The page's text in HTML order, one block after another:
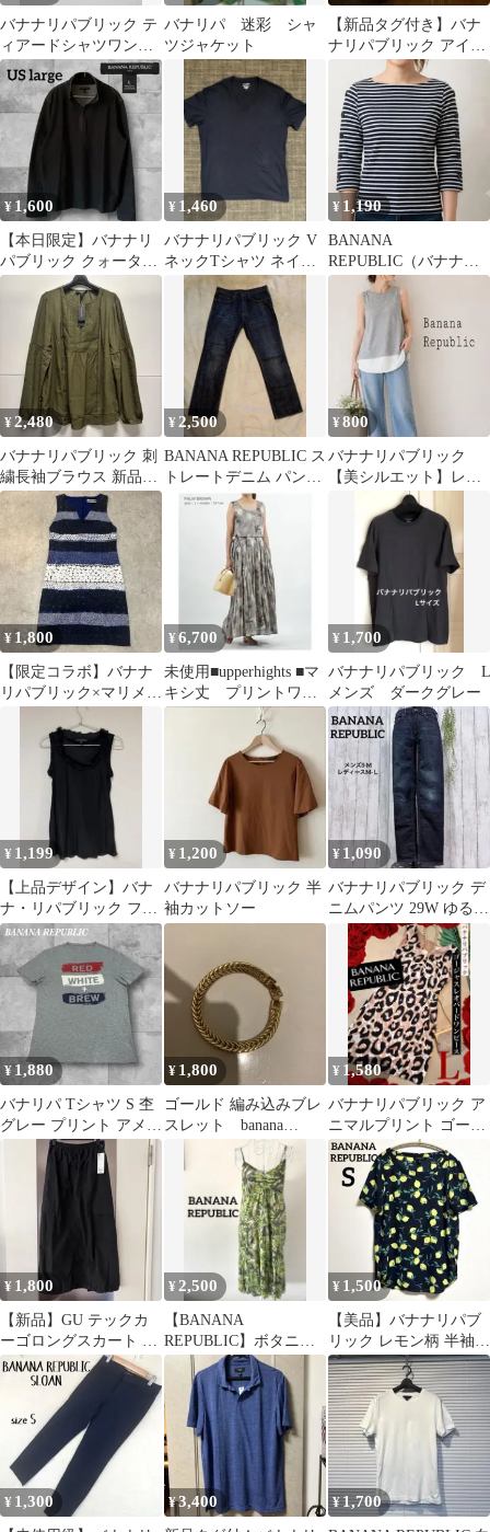
バナナリパブリック テ
ィアードシャツワンピ
ース ロング M ピンク
綿
バナリパ 迷彩 シャ
ツジャケット
【新品タグ付き】バナ
ナリパブリック アイレ
ットレース ショートパ
ンツ 白 4
¥ 1,600
【本日限定】バナナリ
パブリック クォーター
ジップ プルオーバー 黒
XL相当
¥ 1,460
バナナリパブリック V
ネックTシャツ ネイビ
ー 無地 サイズL 未使用
¥ 1,190
BANANA
REPUBLIC（バナナ・
リパブリック）ボーダ
ーカットソー
¥2,480
バナナリパブリック 刺
繍長袖ブラウス 新品タ
グ付き S カーキ
¥ 2,500
BANANA REPUBLIC ス
トレートデニム パンツ
皮パッチ
¥800
バナナリパブリック
【美シルエット】レイ
ヤード風ノースリーブ
カットソー グレー
¥ 1,800
【限定コラボ】バナナ
リパブリック×マリメッ
コ 総柄ワンピース ノー
スリーブ 紺
¥ 6,700
未使用■upperhights ■マ
キシ丈 プリントワン
ピース■定価3.5万
¥ 1,700
バナナリパブリック L
メンズ ダークグレー
¥ 1,199
【上品デザイン】バナ
ナ・リパブリック フリ
ルネック ノースリーブ
トップス XS
¥ 1,200
バナナリパブリック 半
袖カットソー
¥ 1,090
バナナリパブリック デ
ニムパンツ 29W ゆるだ
ぼ M-L ストレート
¥ 1,880
バナリパ Tシャツ S 杢
グレー プリント アメカ
ジ 古着メンズ ユニセッ
¥ 1,800
ゴールド 編み込みブレ
スレット banana
¥ 1,580
バナナリパブリック ア
ニマルプリント ゴージ
ャスリッチなワンピー
ス L
¥ 1,800
【新品】GU テックカ
ーゴロングスカート ブ
ラック S
¥ 2,500
【BANANA
REPUBLIC】ボタニカ
ル柄 ティアード キャミ
ワンピース S
¥ 1,500
【美品】バナナリパブ
リック レモン柄 半袖ブ
ラウス ネイビー Sサイ
ズ
¥ 1,300 ¥3,400 ¥1,700